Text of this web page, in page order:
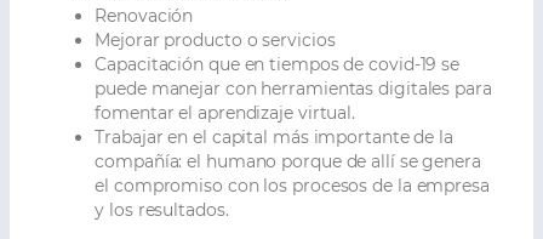
Renovación
Mejorar producto o servicios
Capacitación que en tiempos de covid-19 se
puede manejar con herramientas digitales para
fomentar el aprendizaje virtual.
Trabajar en el capital más importante de la
compañía: el humano porque de allí se genera
el compromiso con los procesos de la empresa
y los resultados.